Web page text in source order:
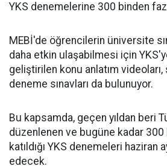
YKS denemelerine 300 binden
MEBİ'de öğrencilerin üniversite
daha etkin ulaşabilmesi için
geliştirilen konu anlatım
deneme sınavları da bulunuyor.
Bu kapsamda, geçen yıldan beri
düzenlenen ve bugüne kadar
katıldığı YKS denemeleri haziran
edecek.